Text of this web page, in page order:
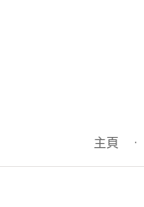
主頁 ·